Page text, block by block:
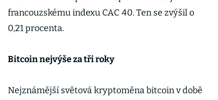
francouzskému indexu CAC 40. Ten se zvýšil o
0,21 procenta.
Bitcoin nejvýše za tři roky
Nejznámější světová kryptoměna bitcoin v době